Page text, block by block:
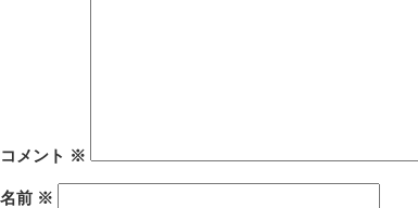
コメント ※
名前 ※